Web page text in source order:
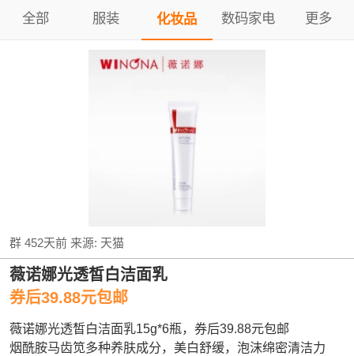
全部 服装 化妆品 数码家电 更多
群 452天前来源: 天猫
薇诺娜光透皙白洁面乳
券后39.88元包邮
薇诺娜光透皙白洁面乳15g*6瓶，券后39.88元包邮
烟酰胺马齿笕多种养肤成分，美白舒缓，泡沫绵密清洁力